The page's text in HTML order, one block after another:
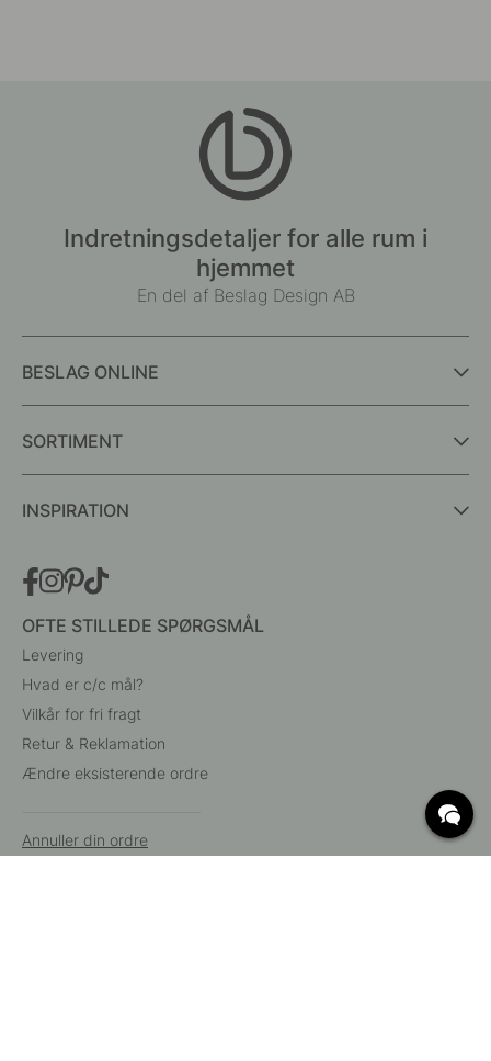
Indretningsdetaljer for alle rum i
hjemmet
En del af Beslag Design AB
BESLAG ONLINE
SORTIMENT
INSPIRATION
OFTE STILLEDE SPØRGSMÅL
Levering
Hvad er c/c mål?
Vilkår for fri fragt
Retur & Reklamation
Ændre eksisterende ordre
Annuller din ordre